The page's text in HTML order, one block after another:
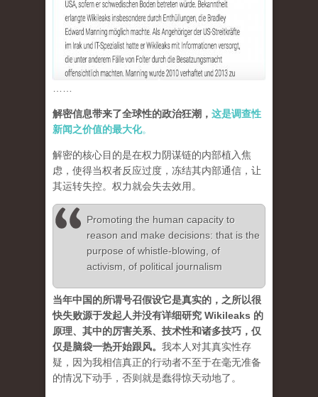
解密信息带来了全球性的政治狂潮， 这是调查性
新闻之价值的最大化。
解密的核心目的是在权力阴谋链的内部植入焦
虑，使得当权者反应过度，冻结其内部通信，让
其运转失控。权力就会失去效用。
Promoting the human capacity to
reason and make decisions: that is the
purpose of whistle-blowing, of
activism, of political journalism
当年中国的所谓号召假设它是真实的，之所以很
快失败源于发起人并没有详细研究 Wikileaks 的
原理、其中的厉害关系、技术性和诸多技巧，仅
仅是脑袋一热开始跟风。 我本人对其真实性存
疑，因为我相信真正的行动者不至于在毫无准备
的情况下动手，否则就是蠢得惊天动地了。